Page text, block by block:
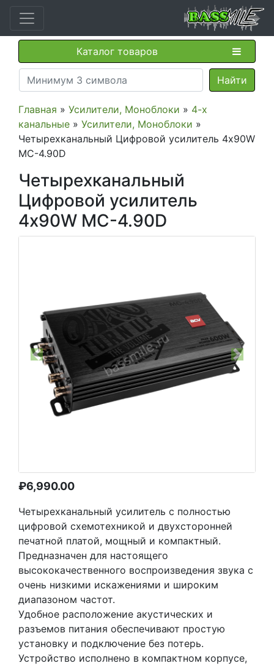
Каталог товаров
Главная » Усилители, Моноблоки » 4-х
канальные » Усилители, Моноблоки »
Четырехканальный Цифровой усилитель 4x90W
MC-4.90D
Четырехканальный
Цифровой усилитель
4x90W MC-4.90D
Previous Next
₽6,990.00
Четырехканальный усилитель с полностью
цифровой схемотехникой и двухсторонней
печатной платой, мощный и компактный.
Предназначен для настоящего
высококачественного воспроизведения звука с
очень низкими искажениями и широким
диапазоном частот.
Удобное расположение акустических и
разъемов питания обеспечивают простую
установку и подключение без потерь.
Устройство исполнено в компактном корпусе,